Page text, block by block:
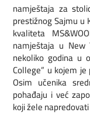
namještaja za
prestižnog Sajmu u
kvaliteta
namještaja u New
nekoliko godina u
College” u kojem
Osim učenika
pohađaju i već
koji žele